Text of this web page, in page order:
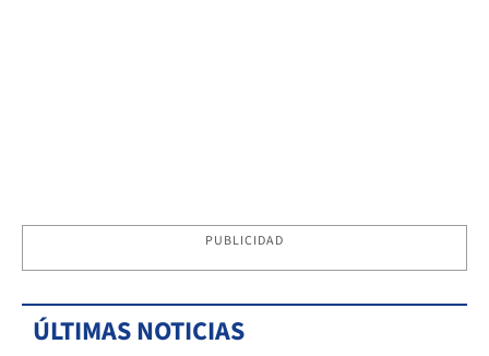
PUBLICIDAD
ÚLTIMAS NOTICIAS